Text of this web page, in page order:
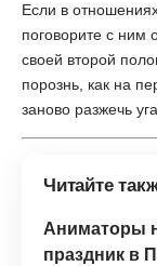
Если в
поговорите с ним
своей второй
порознь, как на
заново разжечь
Читайте
Аниматоры
праздник в